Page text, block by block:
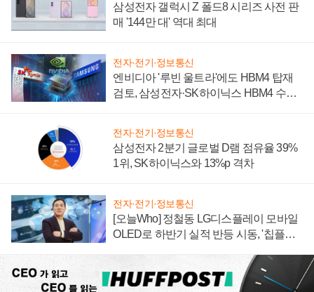
삼성전자 갤럭시 Z 폴드8 시리즈 사전 판
매 '144만 대' 역대 최대
전자·전기·정보통신
엔비디아 '루빈 울트라'에도 HBM4 탑재
검토, 삼성전자·SK하이닉스 HBM4 수율
전자·전기·정보통신
삼성전자 2분기 글로벌 D램 점유율 39%
1위, SK하이닉스와 13%p 격차
전자·전기·정보통신
[오늘Who] 정철동 LG디스플레이 모바일
OLED로 하반기 실적 반등 시동, '칩플레